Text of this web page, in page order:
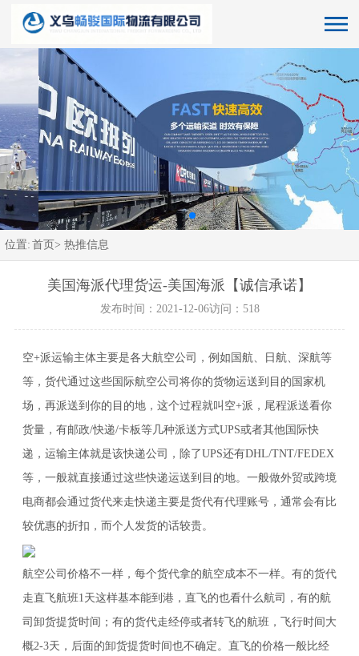
位置: 首页> 热推信息
美国海派代理货运-美国海派【诚信承诺】
发布时间：2021-12-06访问：518
空+派运输主体主要是各大航空公司，例如国航、日航、深航等
等，货代通过这些国际航空公司将你的货物运送到目的国家机
场，再派送到你的目的地，这个过程就叫空+派，尾程派送看你
货量，有邮政/快递/卡板等几种派送方式UPS或者其他国际快
递，运输主体就是该快递公司，除了UPS还有DHL/TNT/FEDEX
等，一般就直接通过这些快递运送到目的地。一般做外贸或跨境
电商都会通过货代来走快递主要是货代有代理账号，通常会有比
较优惠的折扣，而个人发货的话较贵。
航空公司价格不一样，每个货代拿的航空成本不一样。有的货代
走直飞航班1天这样基本能到港，直飞的也看什么航司，有的航
司卸货提货时间；有的货代走经停或者转飞的航班，飞行时间大
概2-3天，后面的卸货提货时间也不确定。直飞的价格一般比经